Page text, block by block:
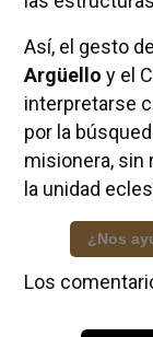
Así, el gesto
Argüello y el
interpretarse
por la
misionera, sin
la unidad
¿Nos
Los